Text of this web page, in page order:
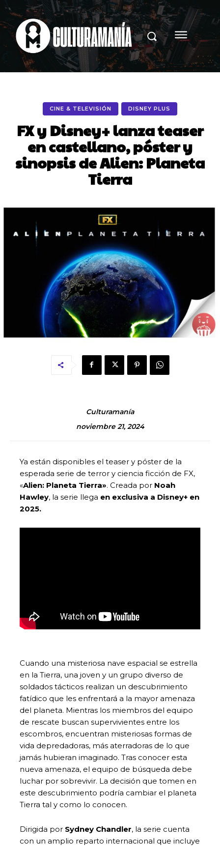
CINE & TELEVISIÓN DISNEY PLUS
FX y Disney+ lanza teaser
en castellano, póster y
sinopsis de Alien: Planeta
Tierra
Culturamanía
noviembre 21, 2024
Ya están disponibles el teaser y póster de la
esperada serie de terror y ciencia ficción de FX,
«Alien: Planeta Tierra». Creada por Noah
Hawley, la serie llega en exclusiva a Disney+ en
2025.
Cuando una misteriosa nave espacial se estrella
en la Tierra, una joven y un grupo diverso de
soldados tácticos realizan un descubrimiento
fatídico que les enfrentará a la mayor amenaza
del planeta. Mientras los miembros del equipo
de rescate buscan supervivientes entre los
escombros, encuentran misteriosas formas de
vida depredadoras, más aterradoras de lo que
jamás hubieran imaginado. Tras conocer esta
nueva amenaza, el equipo de búsqueda debe
luchar por sobrevivir. La decisión que tomen en
este descubrimiento podría cambiar el planeta
Tierra tal y como lo conocen.
Dirigida por Sydney Chandler, la serie cuenta
con un amplio reparto internacional que incluye